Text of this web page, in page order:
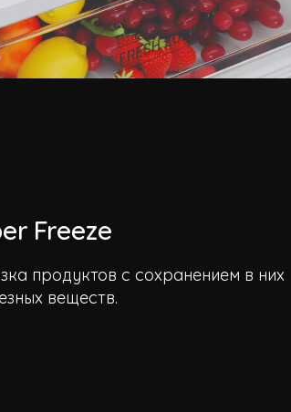
Freeze
продуктов с сохранением в них
веществ.